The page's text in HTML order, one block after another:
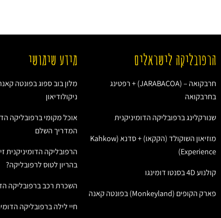
הרפובליקה לישראלים
חרבקואה – (JARABACOA) + רפטינג
בחרבקואה
שנורקלינג ברפובליקה הדומיניקנית
מוזיאון השוקולד (הקקאו) + סדנא (Kahkow
Experience)
קולנוע 4D בסנטו דומינגו
פארק הקופים (Monkeyland) בפונטה קאנה
מידע שימושי
מלון בוב ספוג בפונטה
ניקולודיאון
אוכל מקומי ברפובליקה
המדריך השלם
הרפובליקה הדומיניקנית
בהריון לטוס לרפובליקה?
השכרת רכב ברפובליקה
חיי לילה ברפובליקה